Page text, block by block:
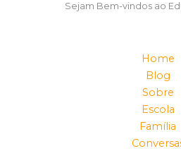
Sejam Bem-vindos ao
Home
Blog
Sobre
Escola
Família